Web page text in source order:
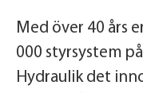
Med över 40 års
000 styrsystem
Hydraulik det